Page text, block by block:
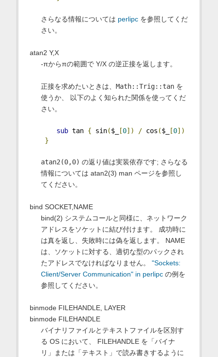
さらなる情報については perlipcを参照してくだ
さい。
atan2 Y,X
-πからπの範囲で Y/X の逆正接を返します。
正接を求めたいときは、 Math::Trig::tanを
使うか、 以下のよく知られた関係を使ってくだ
さい。
sub tan { sin($_ [0]) / cos ($_ [0])
}
atan2(0,0) の返り値は実装依存です; さらなる
情報については atan2(3) man ページを参照し
てください。
bind SOCKET,NAME
bind(2) システムコールと同様に、ネットワーク
アドレスをソケットに結び付けます。 成功時に
は真を返し、失敗時には偽を返します。 NAME
は、ソケットに対する、適切な型のパックされ
たアドレスでなければなりません。 "Sockets:
Client/Server Communication" in perlipcの例を
参照してください。
binmode FILEHANDLE, LAYER
binmode FILEHANDLE
バイナリファイルとテキストファイルを区別す
る OS において、 FILEHANDLE を「バイナ
リ」または「テキスト」で読み書きするように